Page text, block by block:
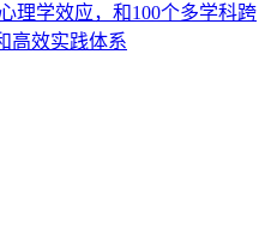
理学效应，和100个多学科跨
高效实践体系